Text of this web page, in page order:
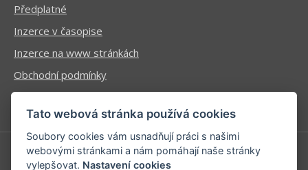
Předplatné
Inzerce v časopise
Inzerce na www stránkách
Obchodní podmínky
Ochrana osobních údajů
Tato webová stránka používá cookies
Soubory cookies vám usnadňují práci s našimi
webovými stránkami a nám pomáhají naše stránky
vylepšovat. Nastavení cookies